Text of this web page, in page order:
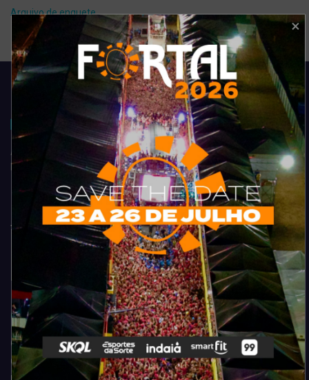
Arquivo de enquete
Acompanhe todas as novidades do entretenimento na região de
Fortaleza. Dicas, promoções, coberturas exclusivas e muito mais.
Categorias
Camarote Vip Junino
Cidade
Marketing E Negócios
Música